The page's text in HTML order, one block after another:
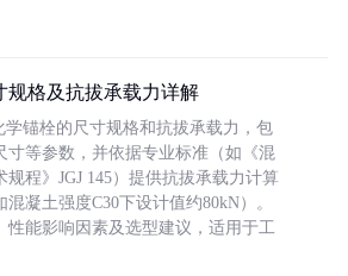
规格及抗拔承载力详解
学锚栓的尺寸规格和抗拔承载力，包
寸等参数，并依据专业标准（如《混
程》JGJ 145）提供抗拔承载力计算
凝土强度C30下设计值约80kN）。
性能影响因素及选型建议，适用于工